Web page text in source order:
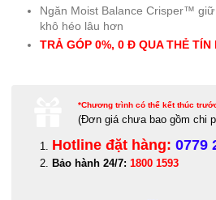
Ngăn Moist Balance Crisper™
khô héo lâu hơn
TRẢ GÓP 0%, 0 Đ QUA THẺ TÍN
*Chương trình có thể kết thúc
(Đơn giá c hưa bao gồm chi
Hotline đặt hàng: 0779
Bảo hành 24/7: 1800 1593